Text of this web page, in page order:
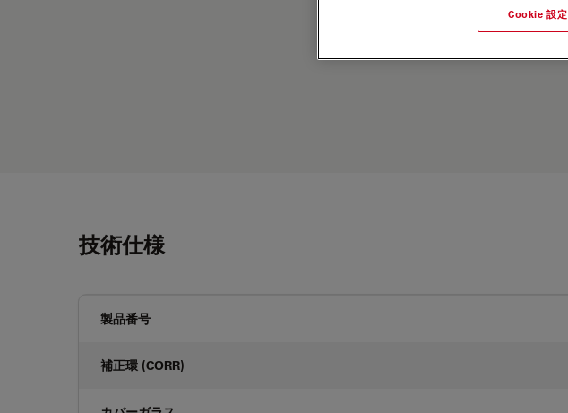
技術仕様
製品番号
補正環 (CORR)
Cookie 設定